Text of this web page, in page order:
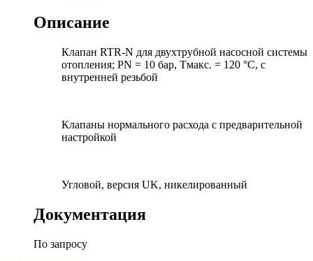
Описание
Клапан RTR-N для двухтрубной насосной системы
отопления; PN = 10 бар, Тмакс. = 120 °С, с
внутренней резьбой
Клапаны нормального расхода с предварительной
настройкой
Угловой, версия UK, никелированный
Документация
По запросу